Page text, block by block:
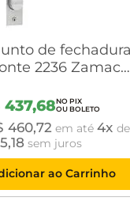
de fechadura
2236 Zamac
437,68
460,72 em até 4 de
,18 sem juros
ao Carrinho